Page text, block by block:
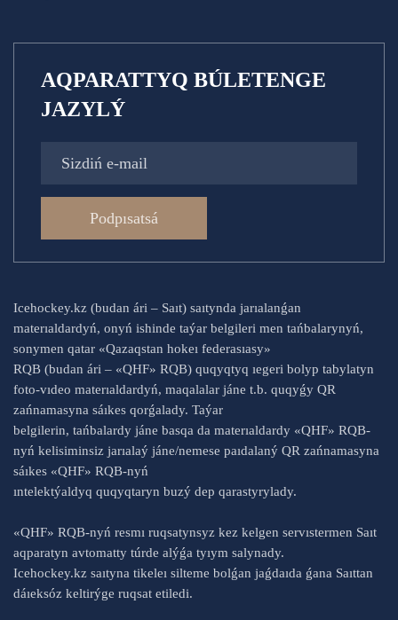
AQPARATTYQ BÚLETENGE
JAZYLÝ
Podpısatsá
Icehockey.kz (budan ári – Saıt) saıtynda jarıalanǵan
materıaldardyń, onyń ishinde taýar belgileri men tańbalarynyń,
sonymen qatar «Qazaqstan hokeı federasıasy»
RQB (budan ári – «QHF» RQB) quqyqtyq ıegeri bolyp tabylatyn
foto-vıdeo materıaldardyń, maqalalar jáne t.b. quqyǵy QR
zańnamasyna sáıkes qorǵalady. Taýar
belgilerin, tańbalardy jáne basqa da materıaldardy «QHF» RQB-
nyń kelisiminsiz jarıalaý jáne/nemese paıdalaný QR zańnamasyna
sáıkes «QHF» RQB-nyń
ıntelektýaldyq quqyqtaryn buzý dep qarastyrylady.
«QHF» RQB-nyń resmı ruqsatynsyz kez kelgen servıstermen Saıt
aqparatyn avtomatty túrde alýǵa tyıym salynady.
Icehockey.kz saıtyna tikeleı silteme bolǵan jaǵdaıda ǵana Saıttan
dáıeksóz keltirýge ruqsat etiledi.